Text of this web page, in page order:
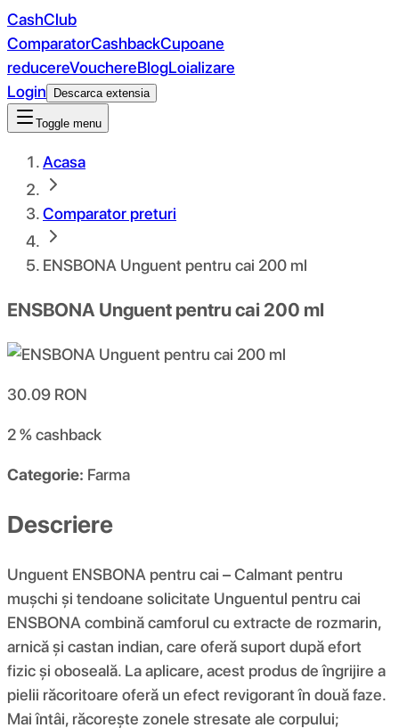
CashClub
ComparatorCashbackCupoane
reducereVouchereBlogLoializare
Login
Descarca extensia
Toggle menu
Acasa
Comparator preturi
ENSBONA Unguent pentru cai 200 ml
ENSBONA Unguent pentru cai 200 ml
30.09 RON
2 %cashback
Categorie: Farma
Descriere
Unguent ENSBONA pentru cai – Calmant pentru
mușchi și tendoane solicitate Unguentul pentru cai
ENSBONA combină camforul cu extracte de rozmarin,
arnică și castan indian, care oferă suport după efort
fizic și oboseală. La aplicare, acest produs de îngrijire a
pielii răcoritoare oferă un efect revigorant în două faze.
Mai întâi, răcorește zonele stresate ale corpului;